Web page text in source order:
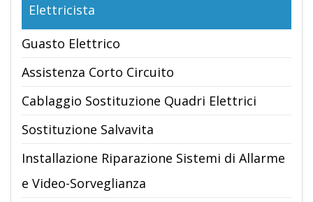
Elettricista
Guasto Elettrico
Assistenza Corto Circuito
Cablaggio Sostituzione Quadri Elettrici
Sostituzione Salvavita
Installazione Riparazione Sistemi di Allarme
e Video-Sorveglianza